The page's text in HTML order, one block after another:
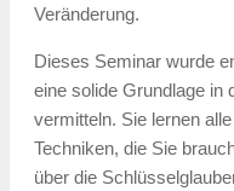
Veränderung.
Dieses Seminar wurde
eine solide Grundlage in
vermitteln. Sie lernen
Techniken, die Sie
über die